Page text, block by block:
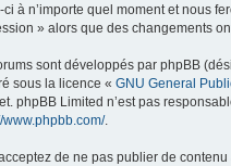
ci à n’importe quel moment et nous
» alors que des changements
sont développés par phpBB
sous la licence « GNU General
phpBB Limited n’est pas
www.phpbb.com/.
de ne pas publier de